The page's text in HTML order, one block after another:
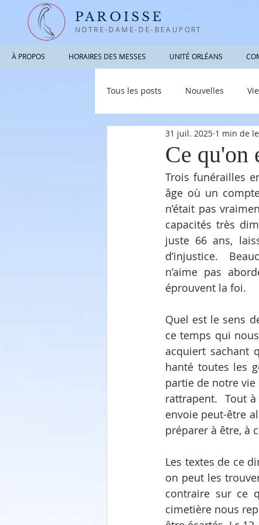
PAROISSE
NOTRE-DAME-DE-BEAUPORT
À PROPOS HORAIRES DES MESSES UNITÉ ORLÉANS
Tous les posts Nouvelles
Photographies / Vidéos
Ce qu'on
31 juil. 2025 1 min de
Trois funérailles
âge où un
n’était pas
capacités très
juste 66 ans,
d’injustice.
n’aime pas
éprouvent la foi.
Quel est le sens
ce temps qui
acquiert sachant
hanté toutes les
partie de notre vie
rattrapent.  Tout
envoie peut-être
préparer à être, à
Les textes de ce
on peut les
contraire sur ce
cimetière nous